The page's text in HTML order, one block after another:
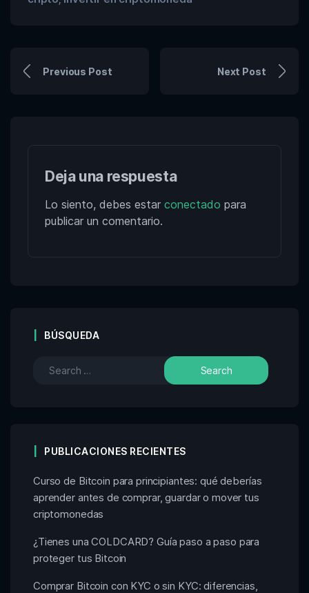
Previous Post Next Post
Deja una respuesta
Lo siento, debes estar conectado para
publicar un comentario.
BÚSQUEDA
PUBLICACIONES RECIENTES
Curso de Bitcoin para principiantes: qué deberías
aprender antes de comprar, guardar o mover tus
criptomonedas
¿Tienes una COLDCARD? Guía paso a paso para
proteger tus Bitcoin
Comprar Bitcoin con KYC o sin KYC: diferencias,